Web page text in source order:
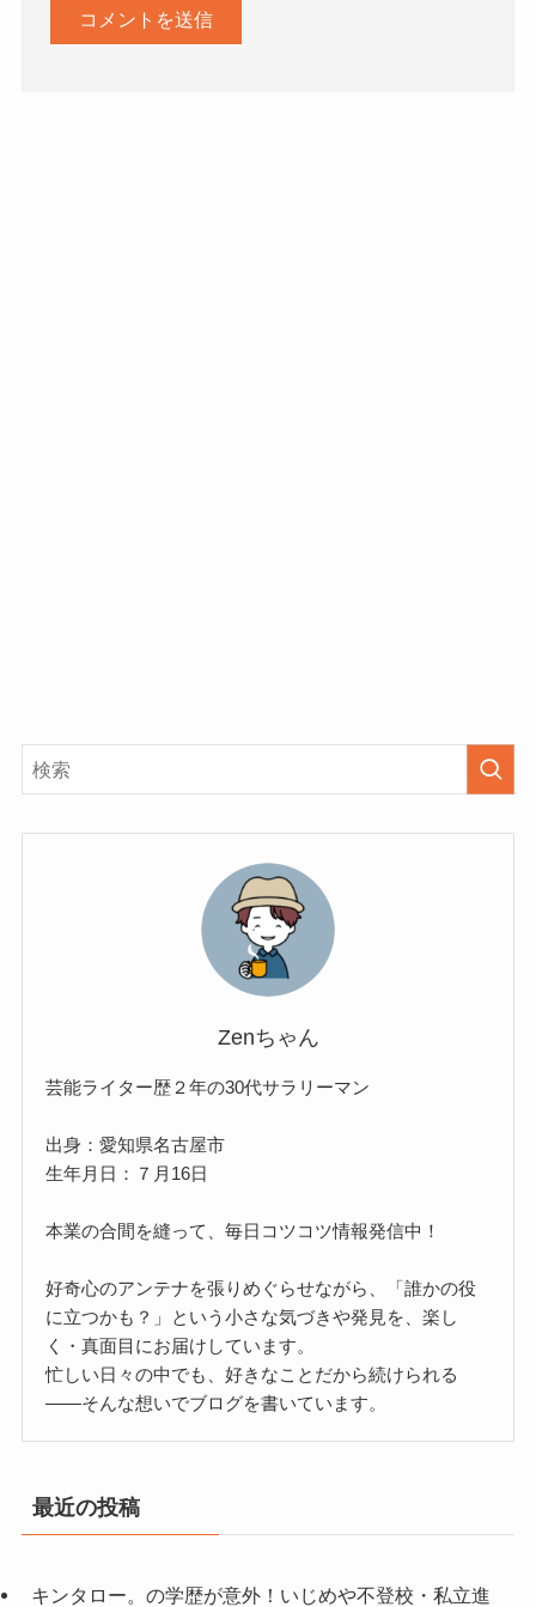
Zenちゃん
芸能ライター歴２年の30代サラリーマン
出身：愛知県名古屋市
生年月日：７月16日
本業の合間を縫って、毎日コツコツ情報発信中！
好奇心のアンテナを張りめぐらせながら、「誰かの役
に立つかも？」という小さな気づきや発見を、楽し
く・真面目にお届けしています。
忙しい日々の中でも、好きなことだから続けられる
——そんな想いでブログを書いています。
最近の投稿
キンタロー。の学歴が意外！いじめや不登校・私立進